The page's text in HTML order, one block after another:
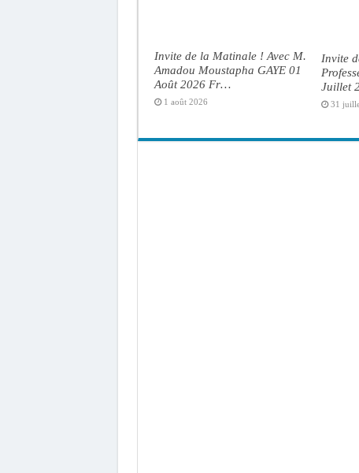
Invite de la Matinale ! Avec M.
Amadou Moustapha GAYE 01
Août 2026 Fr…
1 août 2026
Invite
Juillet
31